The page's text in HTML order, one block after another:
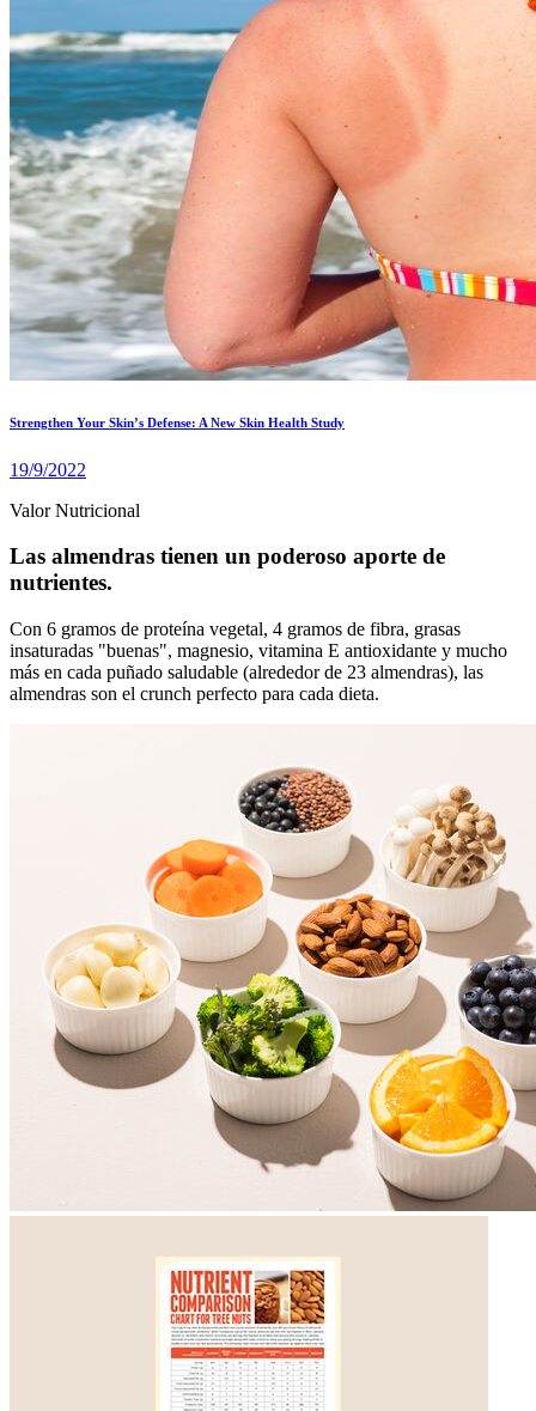
Strengthen Your Skin’s Defense: A New Skin Health Study
19/9/2022
Valor Nutricional
Las almendras tienen un poderoso aporte de
nutrientes.
Con 6 gramos de proteína vegetal, 4 gramos de fibra, grasas
insaturadas "buenas", magnesio, vitamina E antioxidante y mucho
más en cada puñado saludable (alrededor de 23 almendras), las
almendras son el crunch perfecto para cada dieta.